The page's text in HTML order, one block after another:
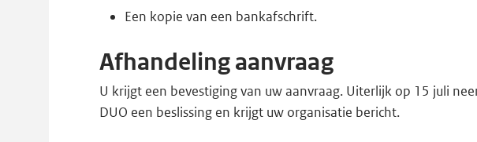
Een kopie van een bankafschrift.
Afhandeling aanvraag
U krijgt een bevestiging van uw aanvraag. Uiterlijk op 15 juli
DUO een beslissing en krijgt uw organisatie bericht.